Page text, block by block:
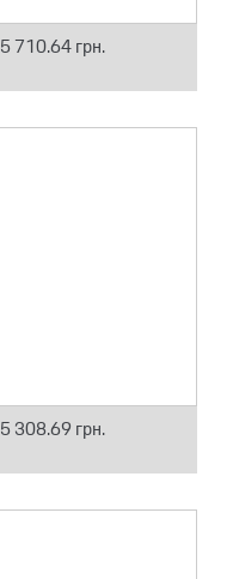
5 710.64 грн.
5 308.69 грн.